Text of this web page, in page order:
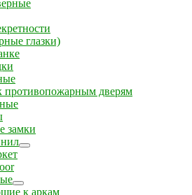
глазки)
противопожарным дверям
замки
к аркам